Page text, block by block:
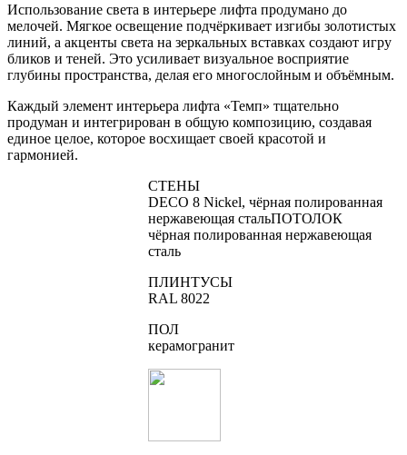
Использование света в интерьере лифта продумано до
мелочей. Мягкое освещение подчёркивает изгибы золотистых
линий, а акценты света на зеркальных вставках создают игру
бликов и теней. Это усиливает визуальное восприятие
глубины пространства, делая его многослойным и объёмным.
Каждый элемент интерьера лифта «Темп» тщательно
продуман и интегрирован в общую композицию, создавая
единое целое, которое восхищает своей красотой и
гармонией.
СТЕНЫ
DECO 8 Nickel, чёрная полированная
нержавеющая стальПОТОЛОК
чёрная полированная нержавеющая
сталь
ПЛИНТУСЫ
RAL 8022
ПОЛ
керамогранит